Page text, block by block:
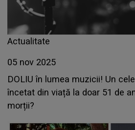
Actualitate
05 nov 2025
DOLIU în lumea muzicii! Un
încetat din viață la doar 51 de
morții?